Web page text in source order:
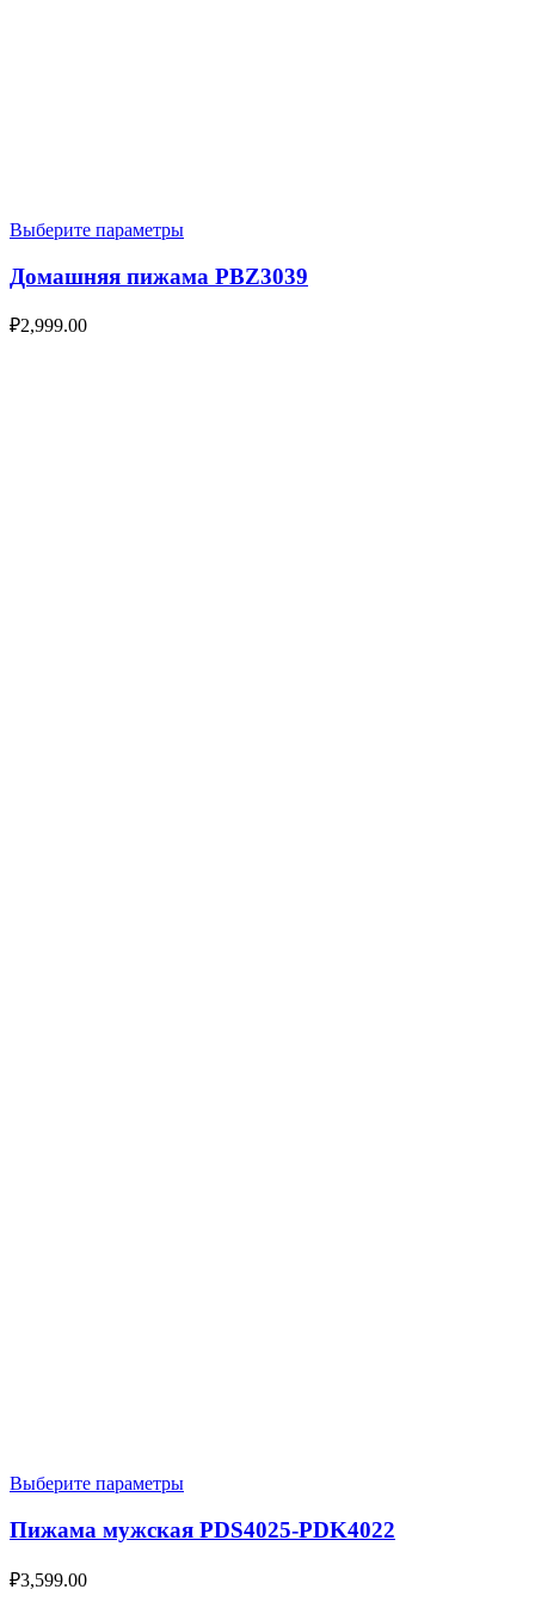
Выберите параметры
Домашняя пижама PBZ3039
₽2,999.00
Выберите параметры
Пижама мужская PDS4025-PDK4022
₽3,599.00